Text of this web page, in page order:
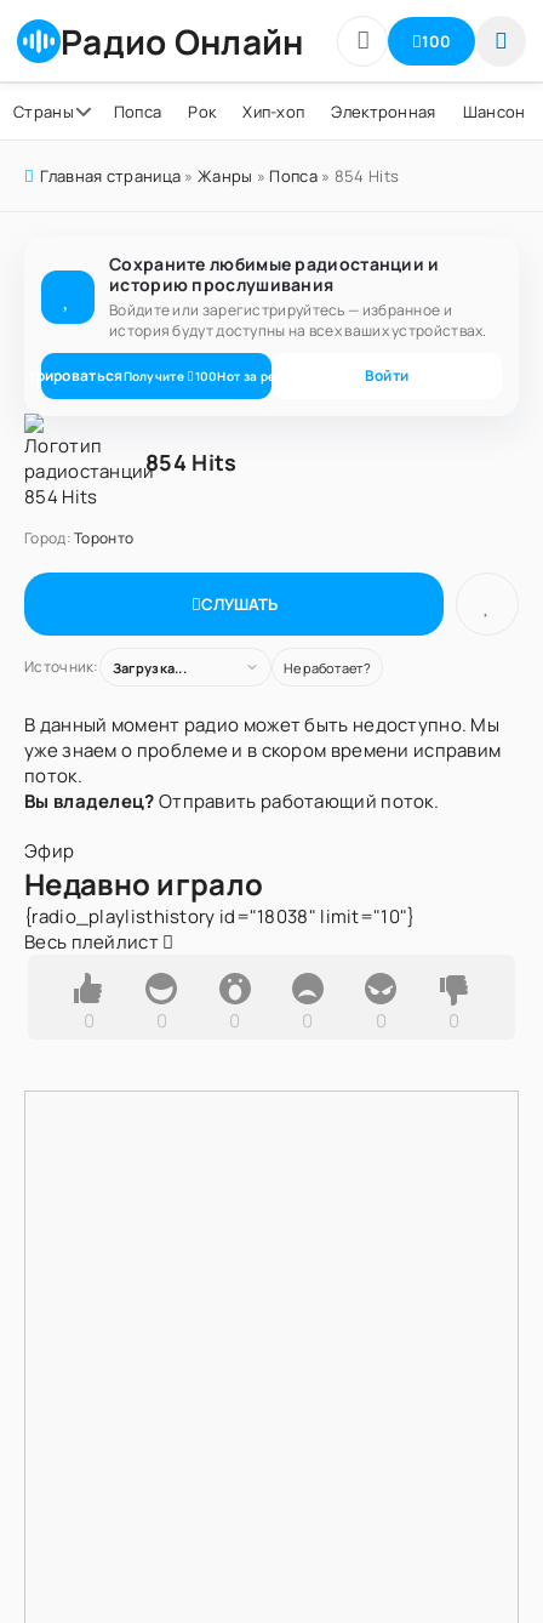
Радио Онлайн 100
Страны Попса Рок Хип-хоп Электронная Шансон
Главная страница »Жанры » Попса» 854 Hits
Сохраните любимые радиостанции и
историю прослушивания
Войдите или зарегистрируйтесь — избранное и
история будут доступны на всех ваших устройствах.
Получите 100Нот за регистрацию Войти
854 Hits
Город:Торонто
СЛУШАТЬ
Источник: Загрузка... Не работает?
В данный момент радио может быть недоступно. Мы
уже знаем о проблеме и в скором времени исправим
поток.
Вы владелец?Отправить работающий поток.
Эфир
Недавно играло
{radio_playlisthistory id="18038" limit="10"}
Весь плейлист
0 0 0 0 0 0